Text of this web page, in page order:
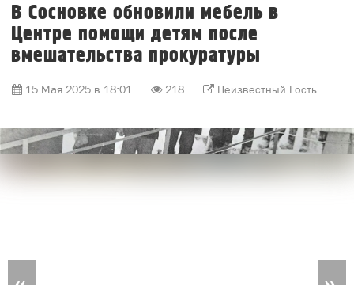
В Сосновке обновили мебель в
Центре помощи детям после
вмешательства прокуратуры
15 Мая 2025 в 18:01 218 Неизвестный Гость